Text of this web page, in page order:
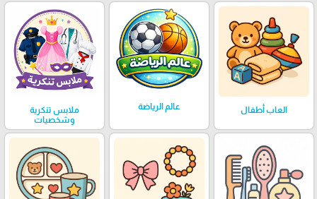
العاب أطفال عالم الرياضة
ملابس تنكرية
وشخصيات